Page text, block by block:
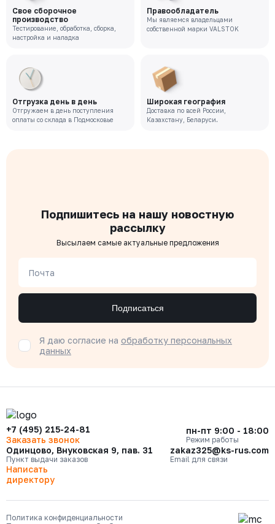
Свое сборочное
производство
Тестирование, обработка, сборка,
настройка и наладка
Правообладатель
Мы являемся владельцами
собственной марки VALSTOK
Отгрузка день в день
Отгружаем в день поступления
оплаты со склада в Подмосковье
Широкая география
Доставка по всей России,
Казахстану, Беларуси.
Подпишитесь на нашу новостную
рассылку
Высылаем самые актуальные предложения
Почта
Подписаться
Я даю согласие на обработку персональных
данных
+7 (495) 215-24-81
Заказать звонок
пн-пт 9:00 - 18:00
Режим работы
Одинцово, Внуковская 9, пав. 31
Пункт выдачи заказов
zakaz325@ks-rus.com
Email для связи
Написать
директору
Политика конфиденциальности